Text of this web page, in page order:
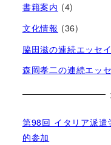
書籍案内 (4)
文化情報 (36)
脇田滋の連続エッセイ
森岡孝二の連続エッ
第98回 イタリア派遣
的参加